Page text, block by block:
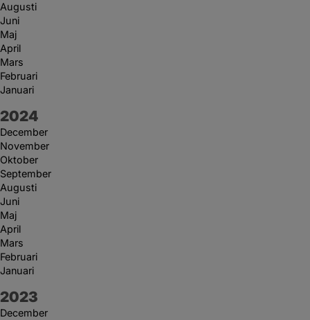
Augusti
Juni
Maj
April
Mars
Februari
Januari
År:
2024
December
November
Oktober
September
Augusti
Juni
Maj
April
Mars
Februari
Januari
År:
2023
December